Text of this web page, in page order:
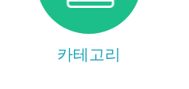
카테고리